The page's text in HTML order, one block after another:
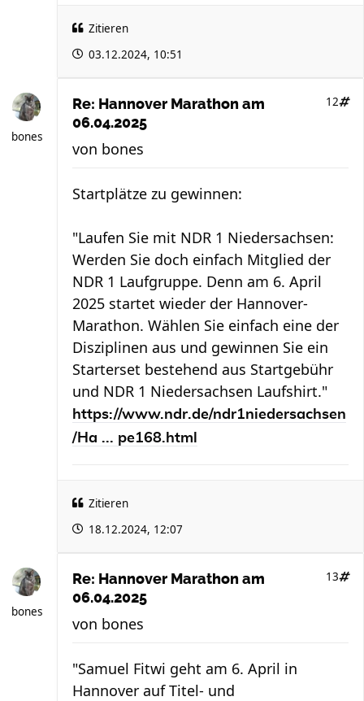
Zitieren
03.12.2024, 10:51
bones
Re: Hannover Marathon am
06.04.2025
12
von bones
Startplätze zu gewinnen:
"Laufen Sie mit NDR 1 Niedersachsen:
Werden Sie doch einfach Mitglied der
NDR 1 Laufgruppe. Denn am 6. April
2025 startet wieder der Hannover-
Marathon. Wählen Sie einfach eine der
Disziplinen aus und gewinnen Sie ein
Starterset bestehend aus Startgebühr
und NDR 1 Niedersachsen Laufshirt."
https://www.ndr.de/ndr1niedersachsen
/Ha ... pe168.html
Zitieren
18.12.2024, 12:07
bones
Re: Hannover Marathon am
06.04.2025
13
von bones
"Samuel Fitwi geht am 6. April in
Hannover auf Titel- und